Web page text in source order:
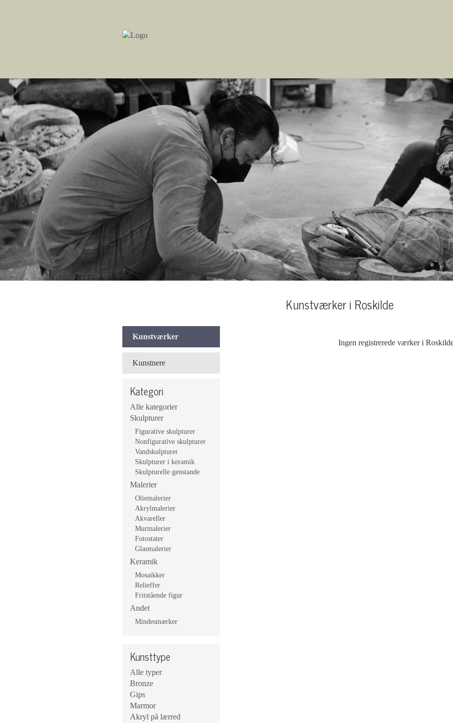
Kunstværker i Roskilde
Kunstværker
Kunstnere
Kategori
Alle kategorier
Skulpturer
Figurative skulpturer
Nonfigurative skulpturer
Vandskulpturer
Skulpturer i keramik
Skulpturelle genstande
Malerier
Oliemalerier
Akrylmalerier
Akvareller
Murmalerier
Fotostater
Glasmalerier
Keramik
Mosaikker
Relieffer
Fritstående figur
Andet
Mindesmærker
Kunsttype
Alle typer
Bronze
Gips
Marmor
Akryl på lærred
Ingen registrerede værker i